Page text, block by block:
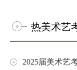
热美术艺
2025届美术艺